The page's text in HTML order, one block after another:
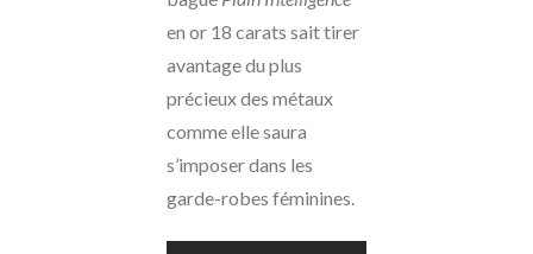
en or 18 carats sait tirer
avantage du plus
précieux des métaux
comme elle saura
s’imposer dans les
garde-robes féminines.